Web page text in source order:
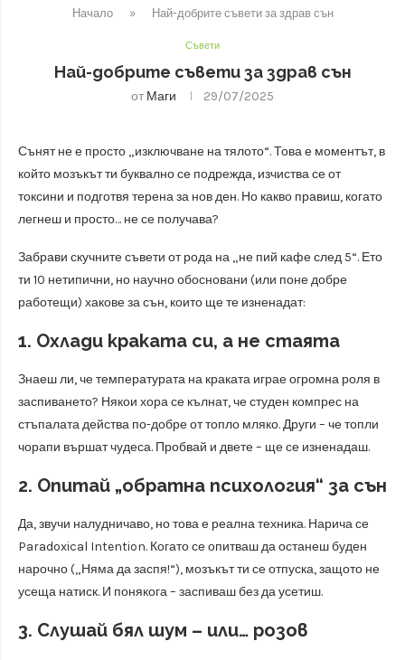
Начало » Най-добрите съвети за здрав сън
Съвети
Най-добрите съвети за здрав сън
от Маги 29/07/2025
Сънят не е просто „изключване на тялото“. Това е моментът, в
който мозъкът ти буквално се подрежда, изчиства се от
токсини и подготвя терена за нов ден. Но какво правиш, когато
легнеш и просто… не се получава?
Забрави скучните съвети от рода на „не пий кафе след 5“. Ето
ти 10 нетипични, но научно обосновани (или поне добре
работещи) хакове за сън, които ще те изненадат:
1. Охлади краката си, а не стаята
Знаеш ли, че температурата на краката играе огромна роля в
заспиването? Някои хора се кълнат, че студен компрес на
стъпалата действа по-добре от топло мляко. Други – че топли
чорапи вършат чудеса. Пробвай и двете – ще се изненадаш.
2. Опитай „обратна психология“ за сън
Да, звучи налудничаво, но това е реална техника. Нарича се
Paradoxical Intention. Когато се опитваш да останеш буден
нарочно („Няма да заспя!“), мозъкът ти се отпуска, защото не
усеща натиск. И понякога – заспиваш без да усетиш.
3. Слушай бял шум – или… розов